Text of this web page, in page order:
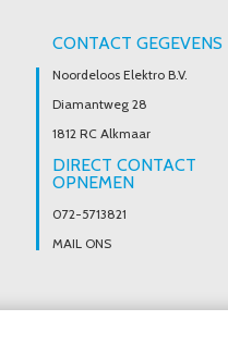
CONTACT GEGEVENS
Noordeloos Elektro B.V.
Diamantweg 28
1812 RC Alkmaar
DIRECT CONTACT
OPNEMEN
072-5713821
MAIL ONS